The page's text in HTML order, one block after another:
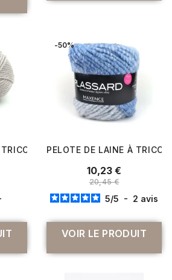
CONFORT - PLASSARD
-50%
PELOTE DE LAINE À
10,23 €
20,45 €
5/5 - 2 avis
VOIR LE PRODUIT